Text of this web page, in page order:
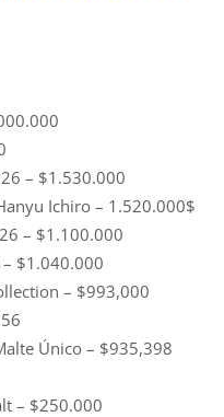
– $1.530.000
Ichiro – 1.520.000$
– $1.100.000
$1.040.000
– $993,000
Único – $935,398
– $250.000